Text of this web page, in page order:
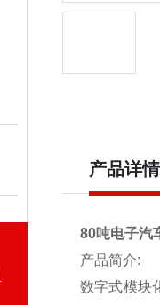
产品详情
80吨电子汽
产品简介:
数字式模块